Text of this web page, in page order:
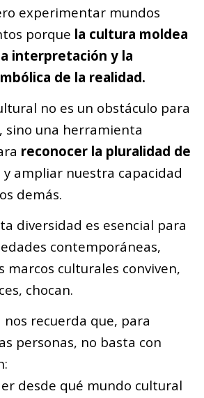
experimentar mundos
porque la cultura moldea
interpretación y la
de la realidad.
no es un obstáculo para
sino una herramienta
reconocer la pluralidad de
y ampliar nuestra capacidad
demás.
diversidad es esencial para
contemporáneas,
marcos culturales conviven,
chocan.
recuerda que, para
personas, no basta con
desde qué mundo cultural